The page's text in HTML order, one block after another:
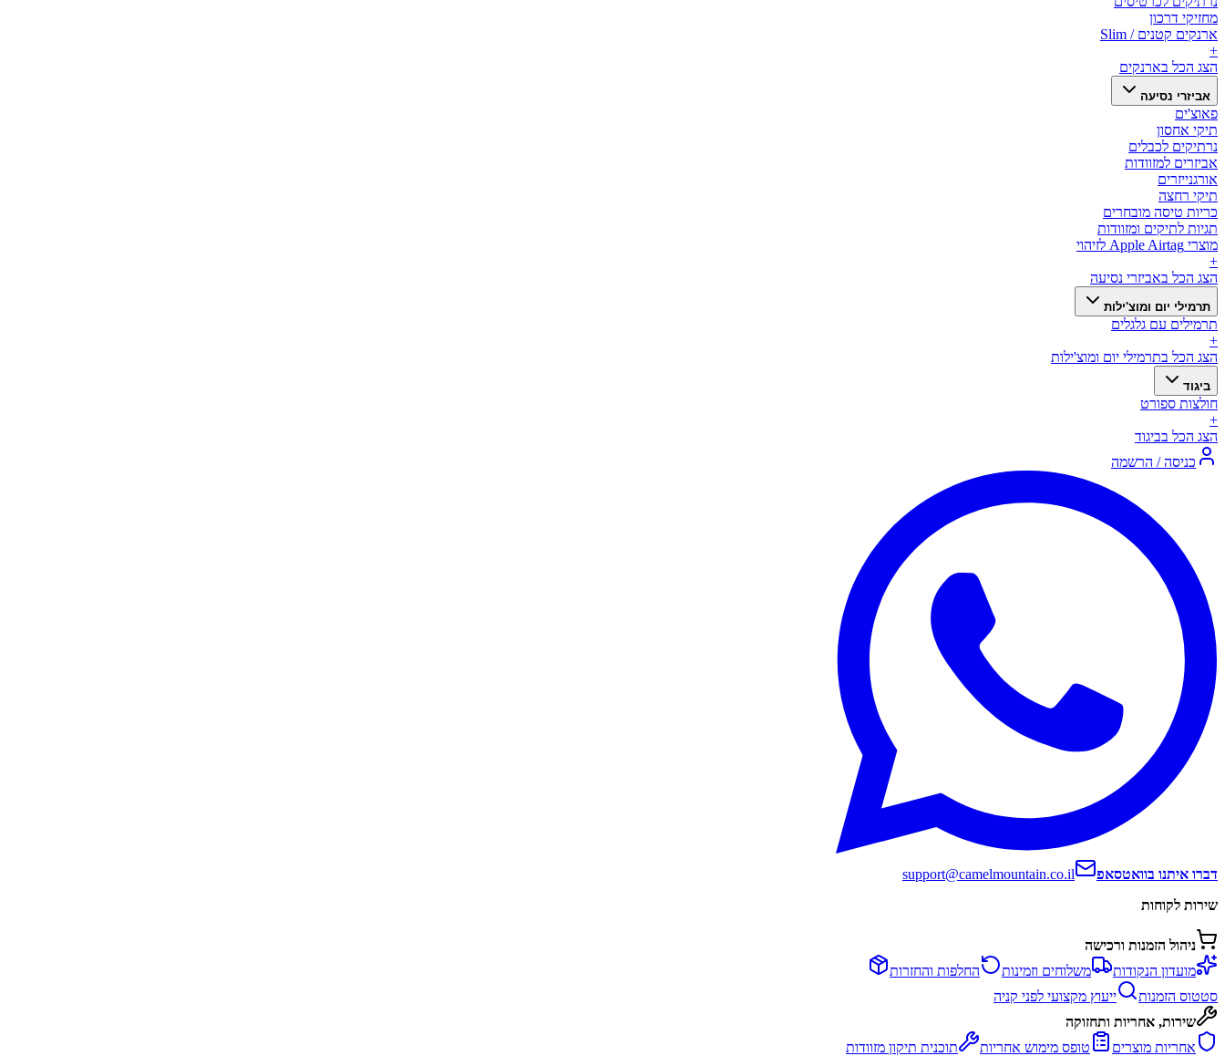
מחזיקי דרכון
ארנקים קטנים / Slim
+
הצג הכל בארנקים
אביזרי נסיעה
פאוצ'ים
תיקי אחסון
נרתיקים לכבלים
אביזרים למזוודות
אורגנייזרים
תיקי רחצה
כריות טיסה מובחרים
תגיות לתיקים ומזוודות
מוצרי Apple Airtag לזיהוי
+
הצג הכל באביזרי נסיעה
תרמילי יום ומוצ'ילות
תרמילים עם גלגלים
+
הצג הכל בתרמילי יום ומוצ'ילות
ביגוד
חולצות ספורט
+
הצג הכל בביגוד
כניסה / הרשמה
דברו איתנו בוואטסאפ
support@camelmountain.co.il
שירות לקוחות
ניהול הזמנות ורכישה
מועדון הנקודות
משלוחים וזמינות
החלפות והחזרות
סטטוס הזמנות
ייעוץ מקצועי לפני קניה
שירות, אחריות ותחזוקה
אחריות מוצרים
טופס מימוש אחריות
תוכנית תיקון מזוודות